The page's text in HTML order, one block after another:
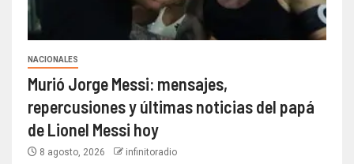
NACIONALES
Murió Jorge Messi: mensajes,
repercusiones y últimas noticias del papá
de Lionel Messi hoy
8 agosto, 2026 infinitoradio